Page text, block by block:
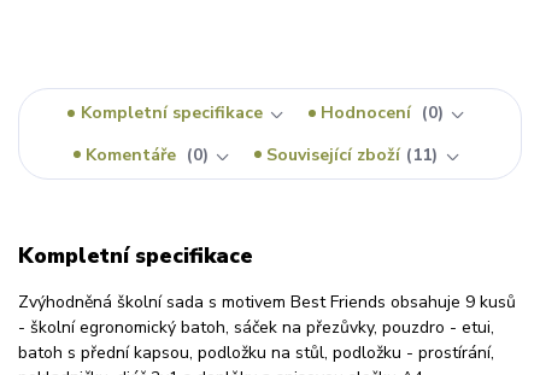
Kompletní specifikace Hodnocení
0
Komentáře
0 Související zboží 11
Kompletní specifikace
Zvýhodněná školní sada s motivem Best Friends obsahuje 9 kusů
- školní egronomický batoh, sáček na přezůvky, pouzdro - etui,
batoh s přední kapsou, podložku na stůl, podložku - prostírání,